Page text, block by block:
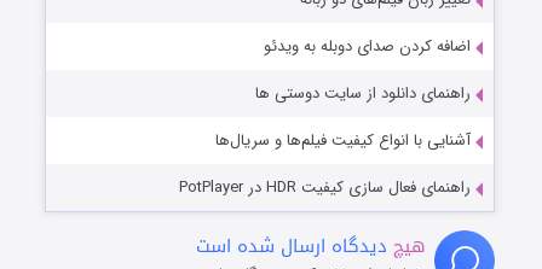
اضافه کردن صدای دوبله به ویدئو
راهنمای دانلود از سایت دوستی ها
آشنایی با انواع کیفیت فیلم‌ها و سریال‌ها
راهنمای فعال سازی کیفیت HDR در PotPlayer
هیچ دیدگاه ارسال شده است